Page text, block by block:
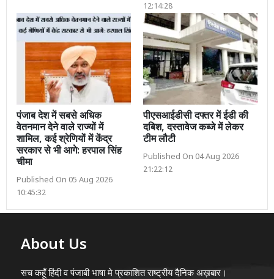
12:14:28
पंजाब देश में सबसे अधिक
वेतनमान देने वाले राज्यों में
शामिल, कई श्रेणियों में केंद्र
सरकार से भी आगे: हरपाल सिंह
चीमा
Published On 05 Aug 2026
10:45:32
पीएसआईडीसी दफ्तर में ईडी की
दबिश, दस्तावेज कब्जे में लेकर
टीम लौटी
Published On 04 Aug 2026
21:22:12
About Us
सच कहूँ हिंदी व पंजाबी भाषा मे प्रकाशित राष्ट्रीय दैनिक अख़बार।